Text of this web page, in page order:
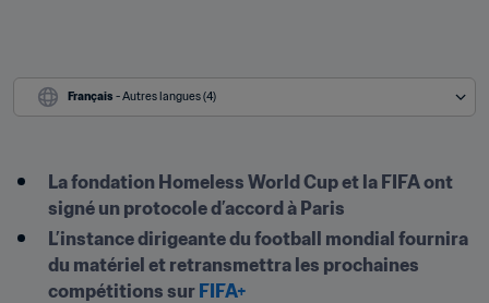
Français - Autres langues (4)
La fondation Homeless World Cup et la FIFA ont
signé un protocole d’accord à Paris
L’instance dirigeante du football mondial fournira
du matériel et retransmettra les prochaines
compétitions sur FIFA+